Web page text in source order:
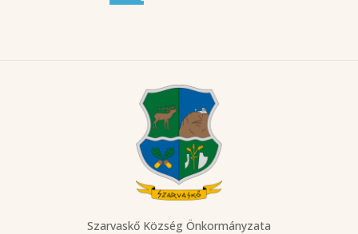
Szarvaskő Község Önkormányzata